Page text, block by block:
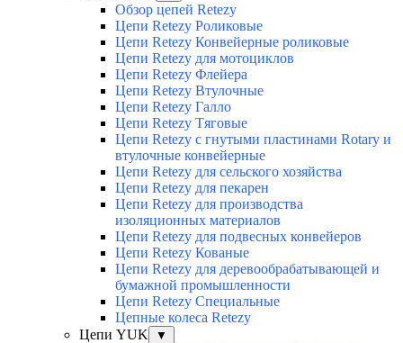
Обзор цепей Retezy
Цепи Retezy Роликовые
Цепи Retezy Конвейерные роликовые
Цепи Retezy для мотоциклов
Цепи Retezy Флейера
Цепи Retezy Втулочные
Цепи Retezy Галло
Цепи Retezy Tяговые
Цепи Retezy с гнутыми пластинами Rotary и
втулочные конвейерные
Цепи Retezy для сельского хозяйства
Цепи Retezy для пекарен
Цепи Retezy для производства
изоляционных материалов
Цепи Retezy для подвесных конвейеров
Цепи Retezy Кованые
Цепи Retezy для деревообрабатывающей и
бумажной промышленности
Цепи Retezy Специальные
Цепные колеса Retezy
Цепи YUK
▼